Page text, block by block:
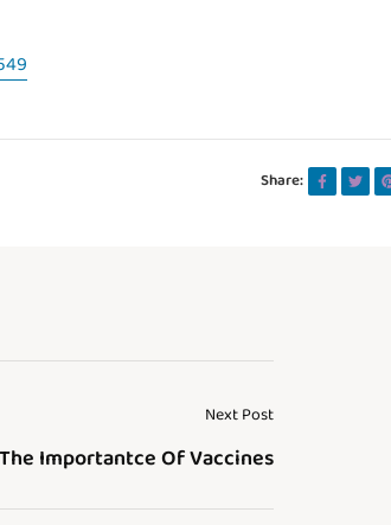
Share:
Next Post
Importantce Of Vaccines